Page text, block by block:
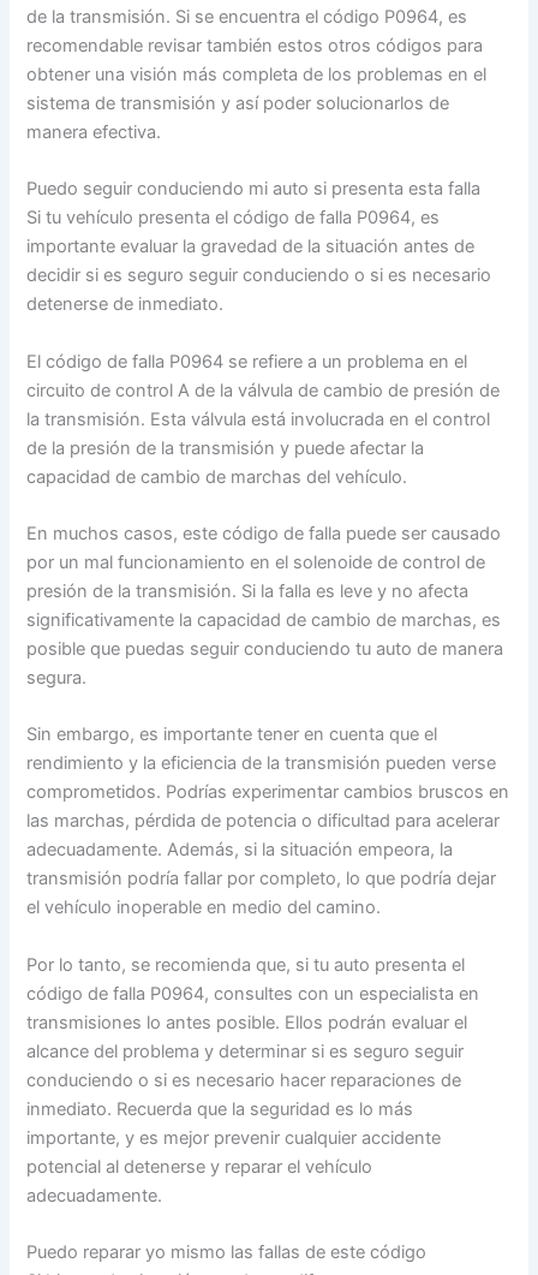
de la transmisión. Si se encuentra el código P0964, es
recomendable revisar también estos otros códigos para
obtener una visión más completa de los problemas en el
sistema de transmisión y así poder solucionarlos de
manera efectiva.
Puedo seguir conduciendo mi auto si presenta esta falla
Si tu vehículo presenta el código de falla P0964, es
importante evaluar la gravedad de la situación antes de
decidir si es seguro seguir conduciendo o si es necesario
detenerse de inmediato.
El código de falla P0964 se refiere a un problema en el
circuito de control A de la válvula de cambio de presión de
la transmisión. Esta válvula está involucrada en el control
de la presión de la transmisión y puede afectar la
capacidad de cambio de marchas del vehículo.
En muchos casos, este código de falla puede ser causado
por un mal funcionamiento en el solenoide de control de
presión de la transmisión. Si la falla es leve y no afecta
significativamente la capacidad de cambio de marchas, es
posible que puedas seguir conduciendo tu auto de manera
segura.
Sin embargo, es importante tener en cuenta que el
rendimiento y la eficiencia de la transmisión pueden verse
comprometidos. Podrías experimentar cambios bruscos en
las marchas, pérdida de potencia o dificultad para acelerar
adecuadamente. Además, si la situación empeora, la
transmisión podría fallar por completo, lo que podría dejar
el vehículo inoperable en medio del camino.
Por lo tanto, se recomienda que, si tu auto presenta el
código de falla P0964, consultes con un especialista en
transmisiones lo antes posible. Ellos podrán evaluar el
alcance del problema y determinar si es seguro seguir
conduciendo o si es necesario hacer reparaciones de
inmediato. Recuerda que la seguridad es lo más
importante, y es mejor prevenir cualquier accidente
potencial al detenerse y reparar el vehículo
adecuadamente.
Puedo reparar yo mismo las fallas de este código